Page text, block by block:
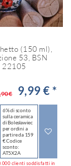
(150 ml),
53, BSN
22105
€ 9,99 € *
6% di sconto
sulla ceramica
di Bolesławiec
per ordini a
partire da 159
€ Codice
sconto:
AT5X2A
clienti soddisfatti in